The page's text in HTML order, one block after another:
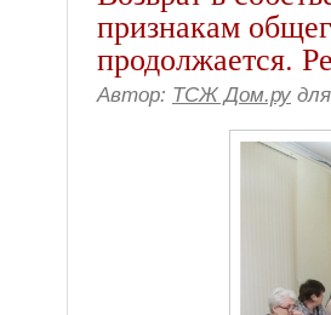
признакам
продолжается.
Автор: ТСЖ Дом.ру